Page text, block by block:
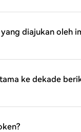
diajukan oleh
ke dekade